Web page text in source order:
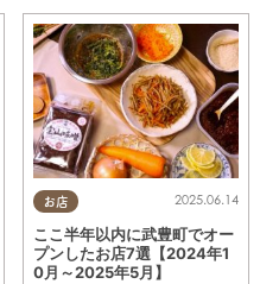
お店 2025.06.14
ここ半年以内に武豊町でオー
プンしたお店7選【2024年1
0月～2025年5月】